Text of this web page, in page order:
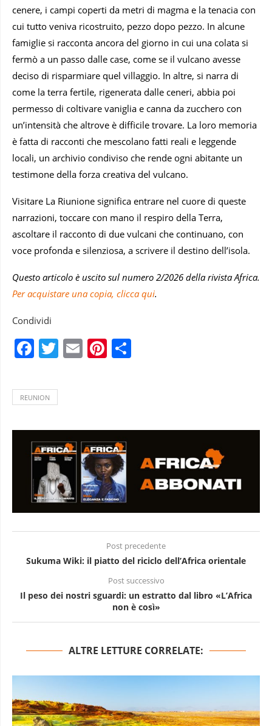
cenere, i campi coperti da metri di magma e la tenacia con
cui tutto veniva ricostruito, pezzo dopo pezzo. In alcune
famiglie si racconta ancora del giorno in cui una colata si
fermò a un passo dalle case, come se il vulcano avesse
deciso di risparmiare quel villaggio. In altre, si narra di
come la terra fertile, rigenerata dalle ceneri, abbia poi
permesso di coltivare vaniglia e canna da zucchero con
un’intensità che altrove è difficile trovare. La loro memoria
è fatta di racconti che mescolano fatti reali e leggende
locali, un archivio condiviso che rende ogni abitante un
testimone della forza creativa del vulcano.
Visitare La Riunione significa entrare nel cuore di queste
narrazioni, toccare con mano il respiro della Terra,
ascoltare il racconto di due vulcani che continuano, con
voce profonda e silenziosa, a scrivere il destino dell’isola.
Questo articolo è uscito sul numero 2/2026 della rivista Africa.
Per acquistare una copia, clicca qui.
Condividi
Facebook
Twitter
EmailPinterest
REUNION
Post precedente
Sukuma Wiki: il piatto del riciclo dell’Africa orientale
Post successivo
Il peso dei nostri sguardi: un estratto dal libro «L’Africa
non è così»
ALTRE LETTURE CORRELATE: